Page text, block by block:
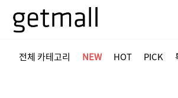
전체 카테고리 NEW HOT PICK